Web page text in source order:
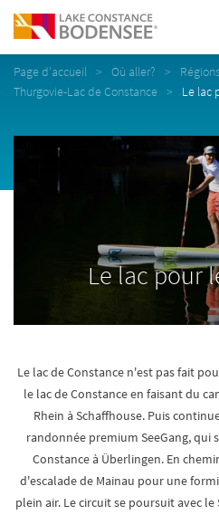
Page d'accueil Où aller?
Régions
Thurgovie-Lac de Constance
Le lac
Le lac pour
Le lac de Constance n'est pas fait
le lac de Constance en faisant du
Rhein à Schaffhouse. Puis
randonnée premium SeeGang,
Constance à Überlingen. En
d'escalade de Mainau pour une
plein air. Le circuit se poursuit avec